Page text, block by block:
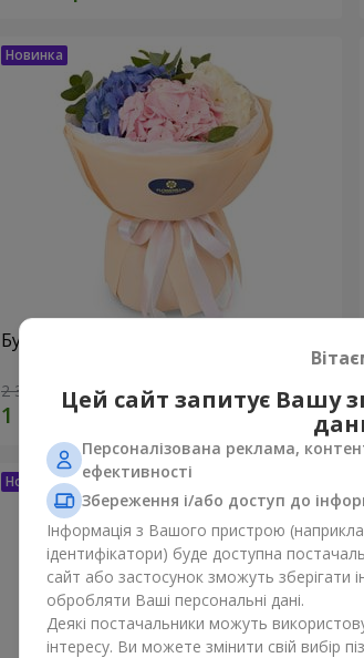
Букет "Хмара почуттів"
2 345 грн Замовити
Цей сайт запитує Вашу
Персоналізована реклама,
ефективності
Збереження і/або доступ до
Інформація з Вашого пристрою
ідентифікатори) буде доступна
сайт або застосунок зможуть
обробляти Ваші персональні дані.
Деякі постачальники можуть
інтересу. Ви можете змінити свій вибір